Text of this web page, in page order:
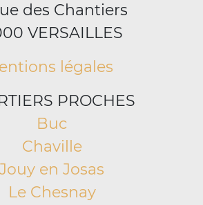
des Chantiers
VERSAILLES
légales
PROCHES
Buc
Chaville
Jouy en Josas
Le Chesnay